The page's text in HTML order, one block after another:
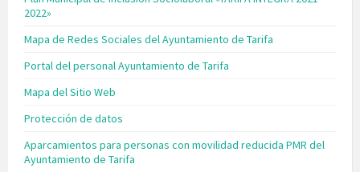
2022»
Mapa de Redes Sociales del Ayuntamiento de Tarifa
Portal del personal Ayuntamiento de Tarifa
Mapa del Sitio Web
Protección de datos
Aparcamientos para personas con movilidad reducida PMR del
Ayuntamiento de Tarifa